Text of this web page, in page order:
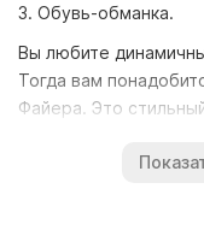
3. Обувь-обманка.
Вы любите
Тогда вам
Файера. Это
мультфильма